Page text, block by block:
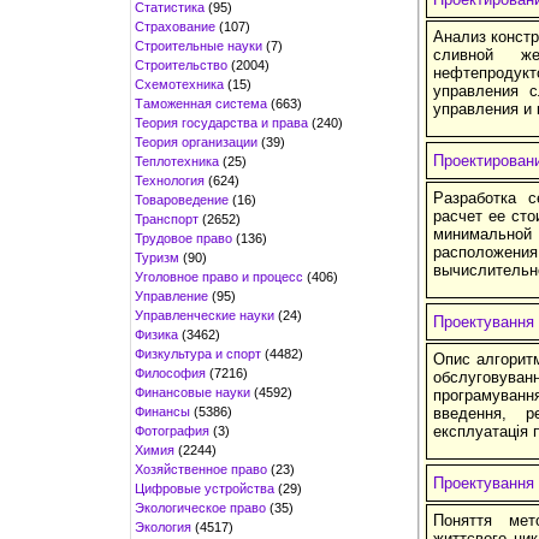
Статистика (95)
Страхование (107)
Строительные науки (7)
Строительство (2004)
Схемотехника (15)
Таможенная система (663)
Теория государства и права (240)
Теория организации (39)
Теплотехника (25)
Технология (624)
Товароведение (16)
Транспорт (2652)
Трудовое право (136)
Туризм (90)
Уголовное право и процесс (406)
Управление (95)
Управленческие науки (24)
Физика (3462)
Физкультура и спорт (4482)
Философия (7216)
Финансовые науки (4592)
Финансы (5386)
Фотография (3)
Химия (2244)
Хозяйственное право (23)
Цифровые устройства (29)
Экологическое право (35)
Экология (4517)
Анализ
сливной
управления
управления и
Разработка
расчет ее
Опис
введення,
експлуатація
Поняття